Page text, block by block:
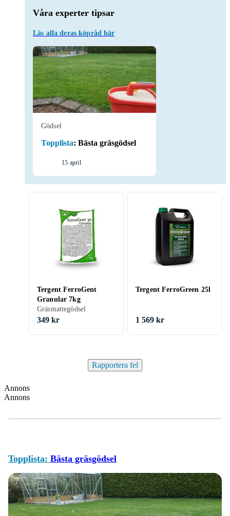
Våra experter tipsar
Läs alla deras köpråd här
Gödsel
Topplista: Bästa gräsgödsel
15 april
Tergent FerroGent
Granular 7kg
Gräsmattegödsel
349 kr
Tergent FerroGreen 25l
1 569 kr
Rapportera fel
Annons
Annons
Topplista: Bästa gräsgödsel